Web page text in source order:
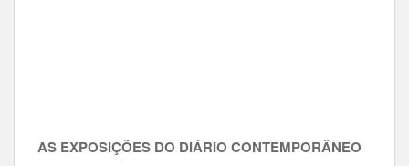
AS EXPOSIÇÕES DO DIÁRIO CONTEMPORÂNEO